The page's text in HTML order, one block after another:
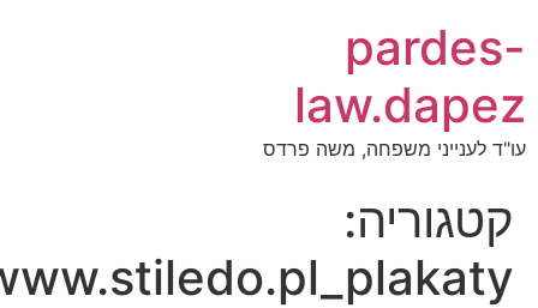
לענייני משפחה, משה פרדס
קטגוריה:
www.stiledo.pl_plakaty